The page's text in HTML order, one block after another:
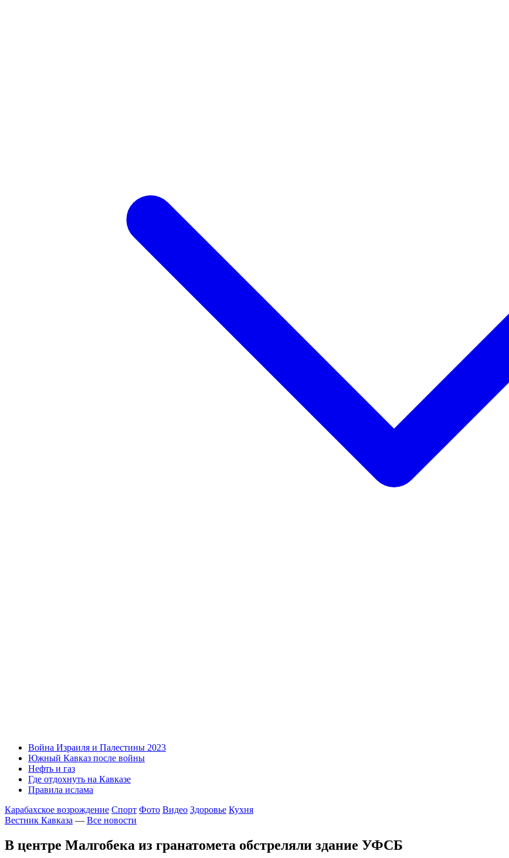
Война Израиля и Палестины 2023
Южный Кавказ после войны
Нефть и газ
Где отдохнуть на Кавказе
Правила ислама
Карабахское возрождение Спорт Фото Видео Здоровье Кухня
Вестник Кавказа — Все новости
В центре Малгобека из гранатомета обстреляли здание УФСБ